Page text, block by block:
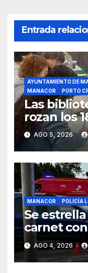
Entrada
AYUNTAMIENTO DE
MANACOR
PORTO
Las
rozan los
AGO 5, 2026
MANACOR POLICÍA
Se
carnet
ronda del
lo
AGO 4, 2026